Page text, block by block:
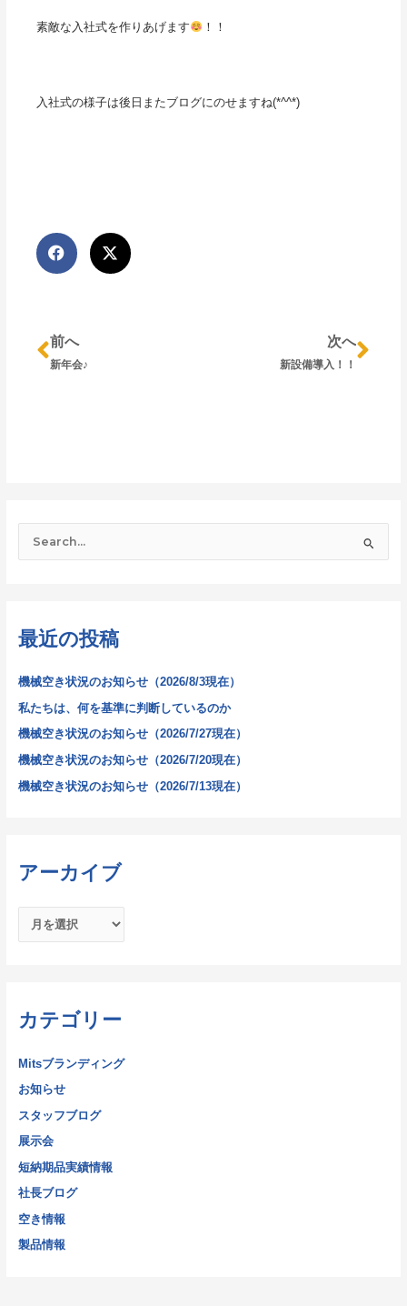
素敵な入社式を作りあげます ！！
入社式の様子は後日またブログにのせますね(*^^*)
前へ
新年会♪
次へ
新設備導入！！
:最近の投稿
機械空き状況のお知らせ（2026/8/3現在）
私たちは、何を基準に判断しているのか
機械空き状況のお知らせ（2026/7/27現在）
機械空き状況のお知らせ（2026/7/20現在）
機械空き状況のお知らせ（2026/7/13現在）
アーカイブ
カテゴリー
Mitsブランディング
お知らせ
スタッフブログ
展示会
短納期品実績情報
社長ブログ
空き情報
製品情報